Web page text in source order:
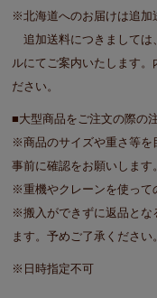
※北海道へのお届けは追加
追加送料につきましては
ルにてご案内いたします
ださい。
■大型商品をご注文の際の
※商品のサイズや重さ等を
事前に確認をお願いします。
※重機やクレーンを使って
※搬入ができずに返品とな
ます。予めご了承ください。
※日時指定不可